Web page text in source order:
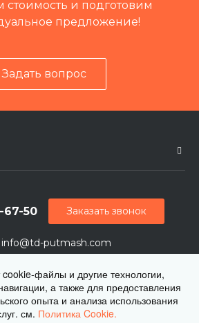
стоимость и подготовим
предложение!
Задать вопрос
info@td-putmash.com
67-50
1-й Кирпичный переулок, дом 2
Заказать звонок
cookie-файлы и другие технологии,
а также для предоставления
опыта и анализа использования
см. Политика Cookie.